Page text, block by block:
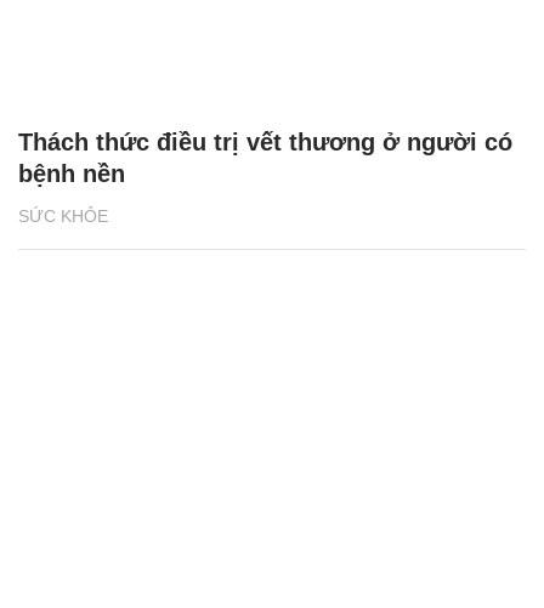
SỨC KHỎE
Thách thức điều trị vết thương ở người có
bệnh nền